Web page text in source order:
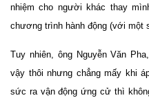
nhiệm cho người khác thay
chương trình hành động (với một
Tuy nhiên, ông Nguyễn Văn
vậy thôi nhưng chẳng mấy khi
sức ra vận động ứng cử thì